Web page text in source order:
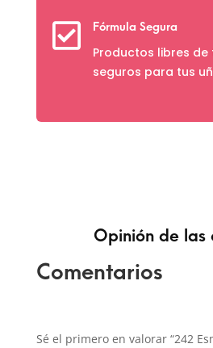
 Fórmula Segura
Productos libres de
seguros para tus
Opinión de las
Comentarios
Sé el primero en valorar “242